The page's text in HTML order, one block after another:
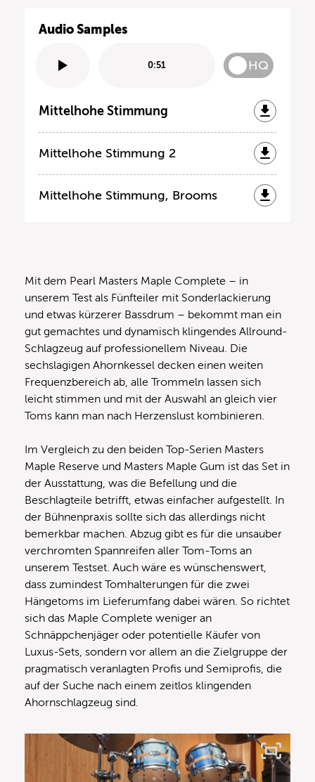
Audio Samples
0:51 HQ
Mittelhohe Stimmung
Mittelhohe Stimmung 2
Mittelhohe Stimmung, Brooms
Mit dem Pearl Masters Maple Complete – in
unserem Test als Fünfteiler mit Sonderlackierung
und etwas kürzerer Bassdrum – bekommt man ein
gut gemachtes und dynamisch klingendes Allround-
Schlagzeug auf professionellem Niveau. Die
sechslagigen Ahornkessel decken einen weiten
Frequenzbereich ab, alle Trommeln lassen sich
leicht stimmen und mit der Auswahl an gleich vier
Toms kann man nach Herzenslust kombinieren.
Im Vergleich zu den beiden Top-Serien Masters
Maple Reserve und Masters Maple Gum ist das Set in
der Ausstattung, was die Befellung und die
Beschlagteile betrifft, etwas einfacher aufgestellt. In
der Bühnenpraxis sollte sich das allerdings nicht
bemerkbar machen. Abzug gibt es für die unsauber
verchromten Spannreifen aller Tom-Toms an
unserem Testset. Auch wäre es wünschenswert,
dass zumindest Tomhalterungen für die zwei
Hängetoms im Lieferumfang dabei wären. So richtet
sich das Maple Complete weniger an
Schnäppchenjäger oder potentielle Käufer von
Luxus-Sets, sondern vor allem an die Zielgruppe der
pragmatisch veranlagten Profis und Semiprofis, die
auf der Suche nach einem zeitlos klingenden
Ahornschlagzeug sind.